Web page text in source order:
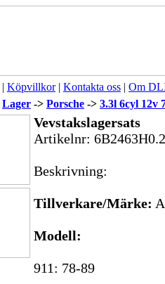
| Köpvillkor| Kontakta oss | Om
Lager -> Porsche -> 3.3l 6cyl 12v
Vevstakslagersats
Artikelnr:
Beskrivning:
Tillverkare/Märke:
Modell:
911: 78-89